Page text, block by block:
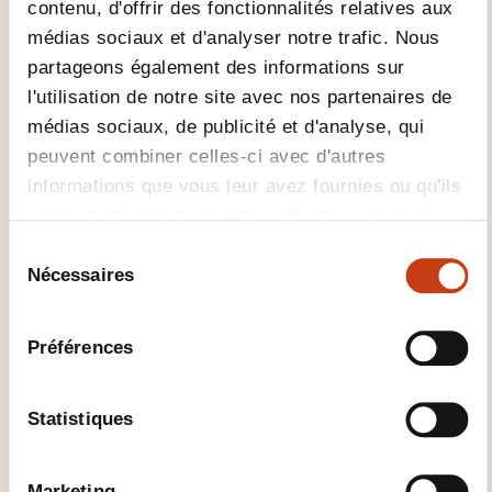
contenu, d'offrir des fonctionnalités relatives aux
médias sociaux et d'analyser notre trafic. Nous
partageons également des informations sur
l'utilisation de notre site avec nos partenaires de
médias sociaux, de publicité et d'analyse, qui
peuvent combiner celles-ci avec d'autres
informations que vous leur avez fournies ou qu'ils
ont collectées lors de votre utilisation de leurs
Nécessaires
Préférences
Statistiques
VOUS INTÉRESSER
EN
Approfondissement
contenu e-commerce - Logiciel